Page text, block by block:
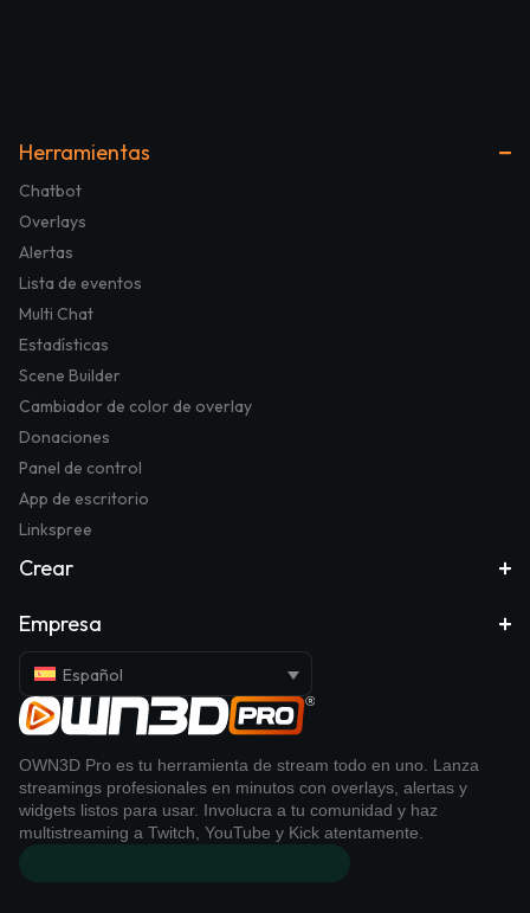
Herramientas
Chatbot
Overlays
Alertas
Lista de eventos
Multi Chat
Estadísticas
Scene Builder
Cambiador de color de overlay
Donaciones
Panel de control
App de escritorio
Linkspree
Crear
Empresa
Español
OWN3D Pro es tu herramienta de stream todo en uno. Lanza
streamings profesionales en minutos con overlays, alertas y
widgets listos para usar. Involucra a tu comunidad y haz
multistreaming a Twitch, YouTube y Kick atentamente.